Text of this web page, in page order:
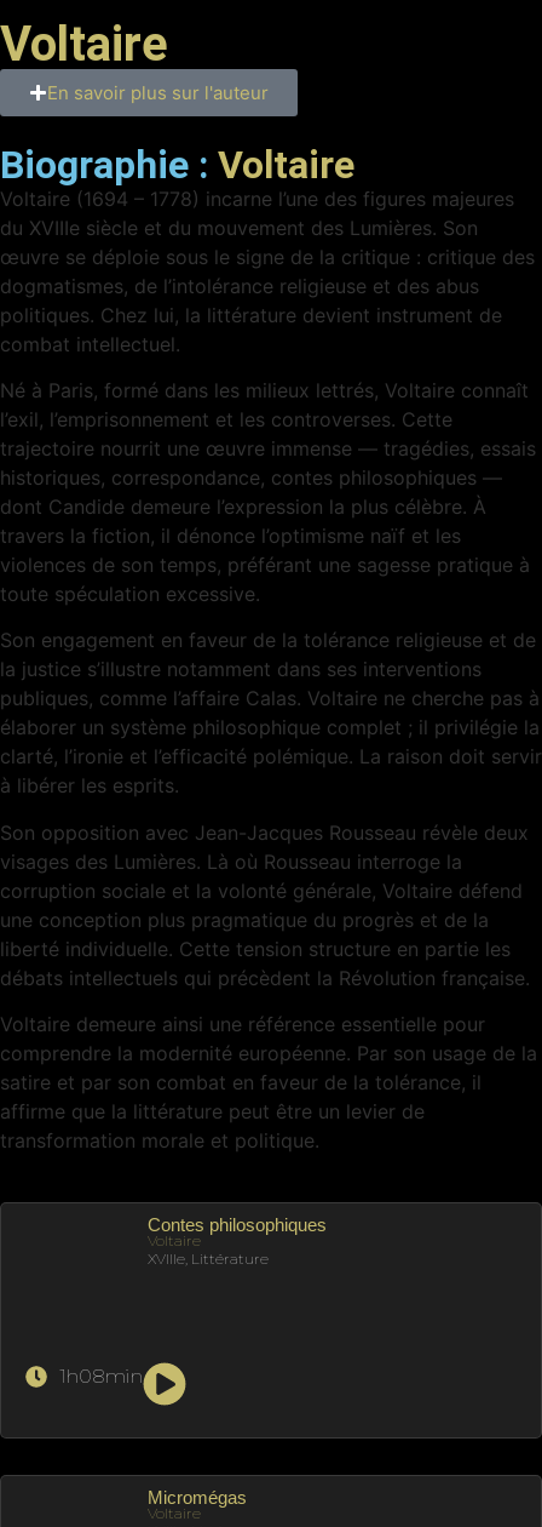
Voltaire
En savoir plus sur l'auteur
Biographie : Voltaire
Voltaire (1694 – 1778) incarne l’une des figures majeures
du XVIIIe siècle et du mouvement des Lumières. Son
œuvre se déploie sous le signe de la critique : critique des
dogmatismes, de l’intolérance religieuse et des abus
politiques. Chez lui, la littérature devient instrument de
combat intellectuel.
Né à Paris, formé dans les milieux lettrés, Voltaire connaît
l’exil, l’emprisonnement et les controverses. Cette
trajectoire nourrit une œuvre immense — tragédies, essais
historiques, correspondance, contes philosophiques —
dont Candide demeure l’expression la plus célèbre. À
travers la fiction, il dénonce l’optimisme naïf et les
violences de son temps, préférant une sagesse pratique à
toute spéculation excessive.
Son engagement en faveur de la tolérance religieuse et de
la justice s’illustre notamment dans ses interventions
publiques, comme l’affaire Calas. Voltaire ne cherche pas à
élaborer un système philosophique complet ; il privilégie la
clarté, l’ironie et l’efficacité polémique. La raison doit servir
à libérer les esprits.
Son opposition avec Jean-Jacques Rousseau révèle deux
visages des Lumières. Là où Rousseau interroge la
corruption sociale et la volonté générale, Voltaire défend
une conception plus pragmatique du progrès et de la
liberté individuelle. Cette tension structure en partie les
débats intellectuels qui précèdent la Révolution française.
Voltaire demeure ainsi une référence essentielle pour
comprendre la modernité européenne. Par son usage de la
satire et par son combat en faveur de la tolérance, il
affirme que la littérature peut être un levier de
transformation morale et politique.
Contes philosophiques
Voltaire
XVIIIe, Littérature
1h08min
Micromégas
Voltaire